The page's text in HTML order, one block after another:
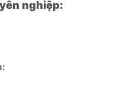
nghiệp: